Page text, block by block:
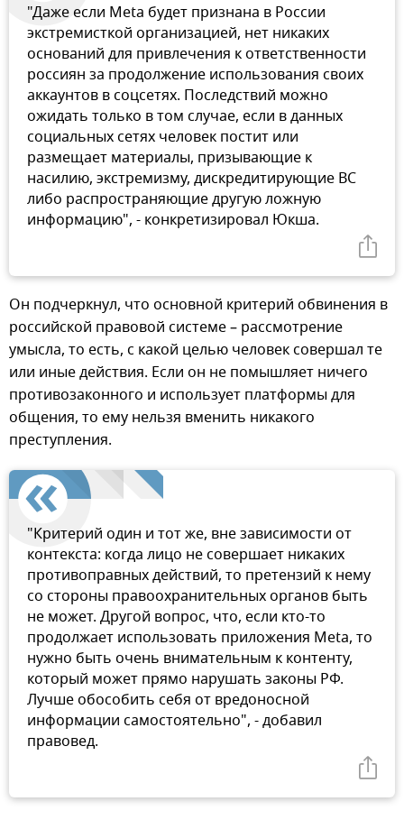
"Даже если Meta будет признана в России
экстремисткой организацией, нет никаких
оснований для привлечения к ответственности
россиян за продолжение использования своих
аккаунтов в соцсетях. Последствий можно
ожидать только в том случае, если в данных
социальных сетях человек постит или
размещает материалы, призывающие к
насилию, экстремизму, дискредитирующие ВС
либо распространяющие другую ложную
информацию", - конкретизировал Юкша.
Он подчеркнул, что основной критерий обвинения в
российской правовой системе – рассмотрение
умысла, то есть, с какой целью человек совершал те
или иные действия. Если он не помышляет ничего
противозаконного и использует платформы для
общения, то ему нельзя вменить никакого
преступления.
"Критерий один и тот же, вне зависимости от
контекста: когда лицо не совершает никаких
противоправных действий, то претензий к нему
со стороны правоохранительных органов быть
не может. Другой вопрос, что, если кто-то
продолжает использовать приложения Meta, то
нужно быть очень внимательным к контенту,
который может прямо нарушать законы РФ.
Лучше обособить себя от вредоносной
информации самостоятельно", - добавил
правовед.